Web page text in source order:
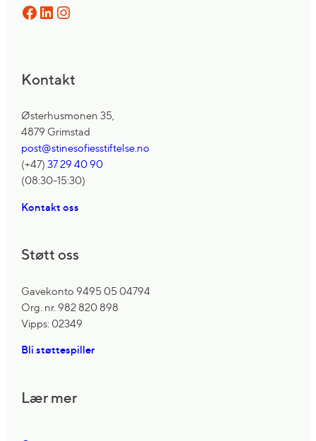
Facebook LinkedIn Instagram
Kontakt
Østerhusmonen 35,
4879 Grimstad
post@stinesofiesstiftelse.no
(+47)37 29 40 90
(08:30-15:30)
Kontakt oss
Støtt oss
Gavekonto 9495 05 04794
Org. nr. 982 820 898
Vipps: 02349
Bli støttespiller
Lær mer